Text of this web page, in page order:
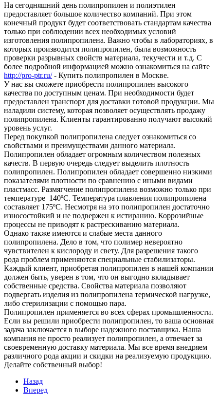
На сегодняшний день полипропилен и полиэтилен
предоставляет большое количество компаний. При этом
конечный продукт будет соответствовать стандартам качества
только при соблюдении всех необходимых условий
изготовления полипропилена. Важно чтобы в лабораториях, в
которых производится полипропилен, была возможность
проверки разрывных свойств материала, текучести и т.д. С
более подробной информацией можно ознакомиться на сайте
http://pro-ptr.ru/- Купить полипропилен в Москве.
У нас вы сможете приобрести полипропилен высокого
качества по доступным ценам. При необходимости будет
предоставлен транспорт для доставки готовой продукции. Мы
наладили систему, которая позволяет осуществлять продажу
полипропилена. Клиенты гарантированно получают высокий
уровень услуг.
Перед покупкой полипропилена следует ознакомиться со
свойствами и преимуществами данного материала.
Полипропилен обладает огромным количеством полезных
качеств. В первую очередь следует выделить плотность
полипропилен. Полипропилен обладает совершенно низкими
показателями плотности по сравнению с иными видами
пластмасс. Размягчение полипропилена возможно только при
температуре 140ºС. Температура плавления полипропилена
составляет 175ºС. Несмотря на это полипропилен достаточно
износостойкий и не подвержен к истиранию. Коррозийные
процессы не приводят к растрескиванию материала.
Однако также имеются и слабые места данного
полипропилена. Дело в том, что полимер невероятно
чувствителен к кислороду и свету. Для разрешения такого
рода проблем применяются специальные стабилизаторы.
Каждый клиент, приобретая полипропилен в нашей компании
должен быть, уверен в том, что он выгодно вкладывает
собственные средства. Свойства материала позволяют
подвергать изделия из полипропилена термической нагрузке,
либо стерилизации с помощью пара.
Полипропилен применяется во всех сферах промышленности.
Если вы решили приобрести полипропилен, то ваша основная
задача заключается в выборе надежного поставщика. Наша
компания не просто реализует полипропилен, а отвечает за
своевременную доставку материала. Мы все время внедряем
различного рода акции и скидки на реализуемую продукцию.
Делайте собственный выбор!
Назад
Вперед